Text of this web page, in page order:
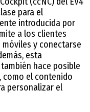
para el
introducida por
a los clientes
y conectarse
esta
hace posible
como el contenido
personalizar el